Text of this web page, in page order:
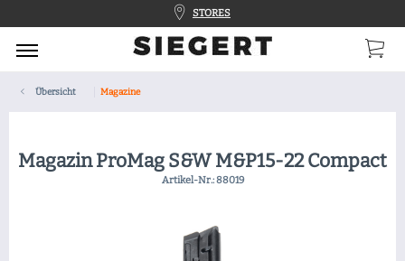
STORES
Übersicht Magazine
Magazin ProMag S&W M&P15-22 Compact
Artikel-Nr.:88019